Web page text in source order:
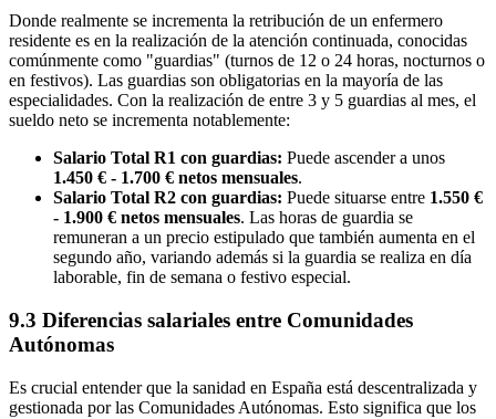
Donde realmente se incrementa la retribución de un enfermero
residente es en la realización de la atención continuada, conocidas
comúnmente como "guardias" (turnos de 12 o 24 horas, nocturnos o
en festivos). Las guardias son obligatorias en la mayoría de las
especialidades. Con la realización de entre 3 y 5 guardias al mes, el
sueldo neto se incrementa notablemente:
Salario Total R1 con guardias: Puede ascender a unos
1.450 € - 1.700 € netos mensuales.
Salario Total R2 con guardias: Puede situarse entre 1.550 €
- 1.900 € netos mensuales. Las horas de guardia se
remuneran a un precio estipulado que también aumenta en el
segundo año, variando además si la guardia se realiza en día
laborable, fin de semana o festivo especial.
9.3 Diferencias salariales entre Comunidades
Autónomas
Es crucial entender que la sanidad en España está descentralizada y
gestionada por las Comunidades Autónomas. Esto significa que los